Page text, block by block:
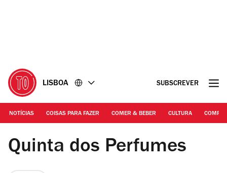
LISBOA SUBSCREVER
NOTÍCIAS COISAS PARA FAZER COMER & BEBER CULTURA
©DR
Quinta dos Perfumes